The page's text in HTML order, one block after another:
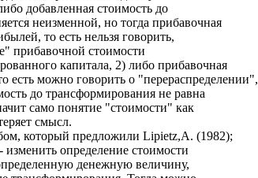
добавленная стоимость до
неизменной, но тогда прибавочная
то есть нельзя говорить,
прибавочной стоимости
капитала, 2) либо прибавочная
есть можно говорить о "перераспределении",
до трансформирования не равна
само понятие "стоимости" как
смысл.
который предложили Lipietz,A. (1982);
определение стоимости
денежную величину,